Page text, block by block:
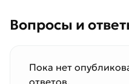
Вопросы и
Пока нет
ответов.